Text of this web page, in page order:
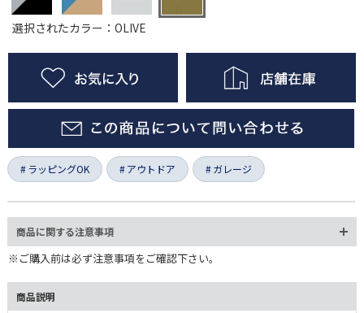
選択されたカラー：OLIVE
ラッピングOK アウトドア ガレージ
商品に関する注意事項
※ご購入前は必ず注意事項をご確認下さい。
商品説明